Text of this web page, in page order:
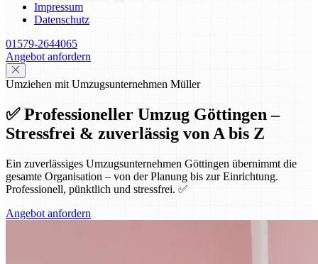
Impressum
Datenschutz
01579-2644065
Angebot anfordern
Umziehen mit Umzugsunternehmen Müller
✅ Professioneller Umzug Göttingen –
Stressfrei & zuverlässig von A bis Z
Ein zuverlässiges Umzugsunternehmen Göttingen übernimmt die
gesamte Organisation – von der Planung bis zur Einrichtung.
Professionell, pünktlich und stressfrei. ✅
Angebot anfordern